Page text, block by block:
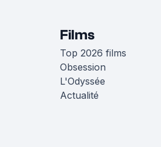
Films
Top 2026 films
Obsession
L'Odyssée
Actualité